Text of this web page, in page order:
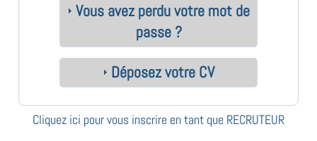
Vous avez perdu votre mot de
passe ?
Déposez votre CV
Cliquez ici pour vous inscrire en tant que RECRUTEUR